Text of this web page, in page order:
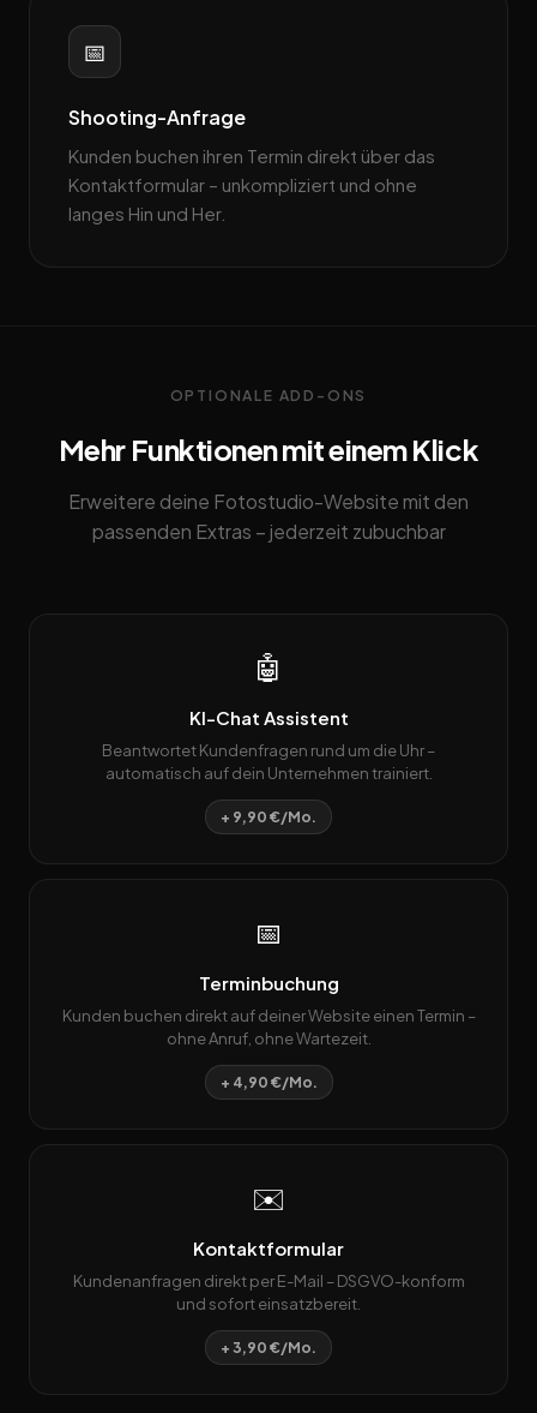
📅
Shooting-Anfrage
Kunden buchen ihren Termin direkt über das
Kontaktformular – unkompliziert und ohne
langes Hin und Her.
OPTIONALE ADD-ONS
Mehr Funktionen mit einem Klick
Erweitere deine Fotostudio-Website mit den
passenden Extras – jederzeit zubuchbar
🤖
KI-Chat Assistent
Beantwortet Kundenfragen rund um die Uhr –
automatisch auf dein Unternehmen trainiert.
+ 9,90 €/Mo.
📅
Terminbuchung
Kunden buchen direkt auf deiner Website einen Termin –
ohne Anruf, ohne Wartezeit.
+ 4,90 €/Mo.
✉️
Kontaktformular
Kundenanfragen direkt per E-Mail – DSGVO-konform
und sofort einsatzbereit.
+ 3,90 €/Mo.